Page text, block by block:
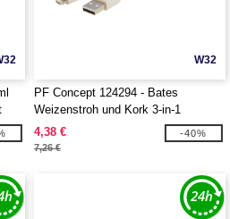
W32
PF Concept 124294 - Bates
Weizenstroh und Kork 3-in-1
Ladekabel
4,38 €
7,26 €
-40%